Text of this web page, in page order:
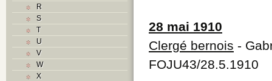
R
S
T
U
V
W
X
28 mai 1910
Clergé bernois -
FOJU43/28.5.1910